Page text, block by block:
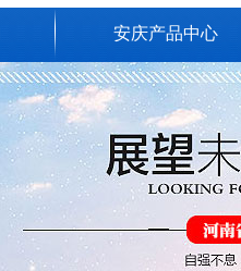
安庆产品中心